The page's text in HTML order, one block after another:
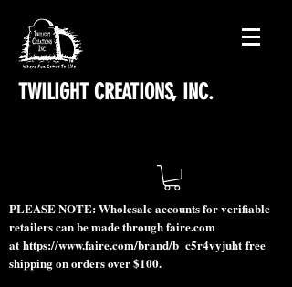
TWILIGHT CREATIONS, INC.
PLEASE NOTE: Wholesale accounts for verifiable
retailers can be made through faire.com
at https://www.faire.com/brand/b_c5r4vyjuht free
shipping on orders over $100.